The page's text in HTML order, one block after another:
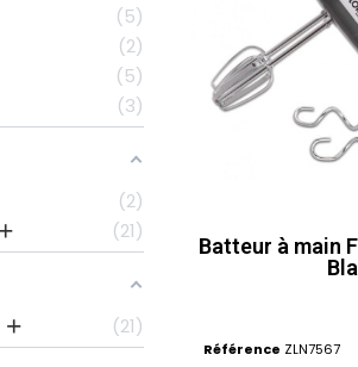
5
2
5
3
2
21
21
Batteur à main
Référence ZLN7567